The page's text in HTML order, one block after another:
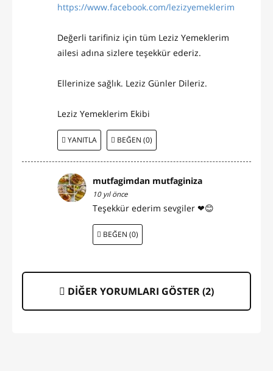
https://www.facebook.com/lezizyemeklerim
Değerli tarifiniz için tüm Leziz Yemeklerim
ailesi adına sizlere teşekkür ederiz.
Ellerinize sağlık. Leziz Günler Dileriz.
Leziz Yemeklerim Ekibi
YANITLA BEĞEN (0)
mutfagimdan mutfaginiza
10 yıl önce
Teşekkür ederim sevgiler ❤😊
BEĞEN (0)
DİĞER YORUMLARI GÖSTER (2)